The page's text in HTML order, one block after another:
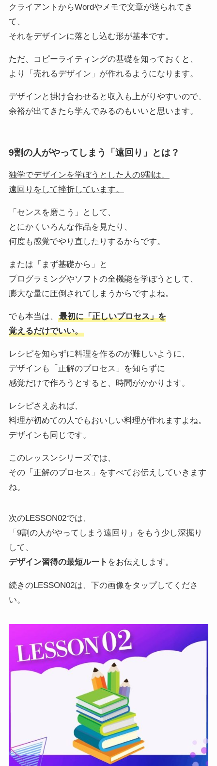
クライアントからWordやメモで文章が送られてき
て、
それをデザインに落とし込む形が基本です。
ただ、コピーライティングの基礎を知っておくと、
より「売れるデザイン」が作れるようになります。
デザインと掛け合わせると収入も上がりやすいので、
余裕が出てきたら学んでみるのもいいと思います。
9割の人がやってしまう「遠回り」とは？
独学でデザインを学ぼうとした人の9割は、
遠回りをして挫折しています。
「センスを磨こう」として、
とにかくいろんな作品を見たり、
何度も感覚でやり直したりするからです。
または「まず基礎から」と
プログラミングやソフトの全機能を学ぼうとして、
膨大な量に圧倒されてしまうからですよね。
でも本当は、
最初に「正しいプロセス」を
覚えるだけでいい。
レシピを知らずに料理を作るのが難しいように、
デザインも「正解のプロセス」を知らずに
感覚だけで作ろうとすると、時間がかかります。
レシピさえあれば、
料理が初めての人でもおいしい料理が作れますよね。
デザインも同じです。
このレッスンシリーズでは、
その「正解のプロセス」をすべてお伝えしていきます
ね。
次のLESSON02では、
「9割の人がやってしまう遠回り」をもう少し深掘り
して、
デザイン習得の最短ルート をお伝えします。
続きのLESSON02は、下の画像をタップしてくださ
い。